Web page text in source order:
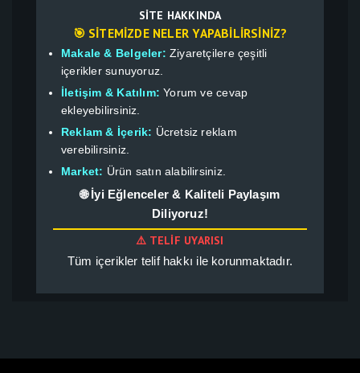
SITE HAKKINDA
🎯 SITEMIZDE NELER YAPABILIRSINIZ?
Makale & Belgeler: Ziyaretçilere çeşitli
içerikler sunuyoruz.
İletişim & Katılım: Yorum ve cevap
ekleyebilirsiniz.
Reklam & İçerik: Ücretsiz reklam
verebilirsiniz.
Market: Ürün satın alabilirsiniz.
🌐 İyi Eğlenceler & Kaliteli Paylaşım
Diliyoruz!
⚠️ TELIF UYARISI
Tüm içerikler telif hakkı ile korunmaktadır.